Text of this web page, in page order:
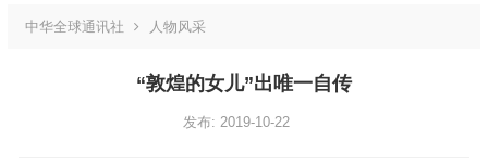
中华全球通讯社 人物风采
“敦煌的女儿”出唯一自传
发布: 2019-10-22